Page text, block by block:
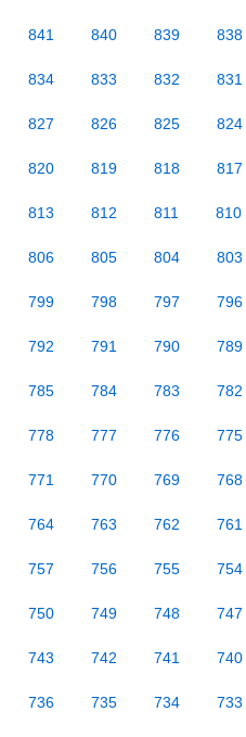
841 840 839 838
834 833 832 831
827 826 825 824
820 819 818 817
813 812 811 810
806 805 804 803
799 798 797 796
792 791 790 789
785 784 783 782
778 777 776 775
771 770 769 768
764 763 762 761
757 756 755 754
750 749 748 747
743 742 741 740
736 735 734 733